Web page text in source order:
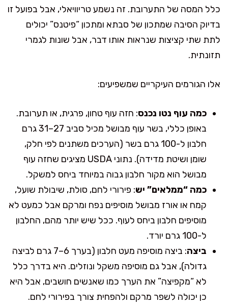
כלל המסה של התערובת. זה נשמע טריוויאלי, אבל בפועל זו
בדיוק הסיבה שמתכון של סבתא ומתכון “פיטנס” יכולים
לתת שתי קציצות שנראות אותו דבר, אבל שונות לגמרי
תזונתית.
אלו הגורמים העיקריים שמשפיעים:
כמה עוף נטו נכנס: חזה עוף טחון, פרגית, או תערובת.
באופן כללי, בשר עוף מבושל מכיל סביב 27–31 גרם
חלבון ל-100 גרם בשר (הערכים משתנים לפי חלק,
שומן ושיטת מדידה). נתוני USDA מציגים שחזה עוף
מבושל הוא מקור חלבון גבוה במיוחד ביחס למשקל.
כמה “ממלאים” יש: פירורי לחם, סולת, שיבולת שועל,
קמח או אורז מבושל מוסיפים נפח ומרקם אבל כמעט לא
מוסיפים חלבון ביחס לעוף. ככל שיש יותר מהם, החלבון
ל-100 גרם יורד.
ביצה
: ביצה מוסיפה מעט חלבון (בערך 6–7 גרם לביצה
גדולה), אבל גם מוסיפה משקל ונוזלים. היא בדרך כלל
לא “מקפיצה” את הערך כמו שאנשים חושבים, אבל היא
כן יכולה לשפר מרקם ולהפחית צורך בפירורי לחם.